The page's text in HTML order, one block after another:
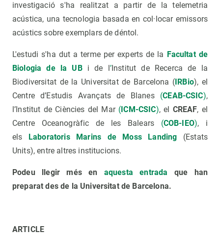
investigació s'ha realitzat a partir de la telemetria
acústica, una tecnologia basada en col·locar emissors
acústics sobre exemplars de déntol.
L'estudi s'ha dut a terme per experts de la Facultat de
Biologia de la UBi de l’Institut de Recerca de la
Biodiversitat de la Universitat de Barcelona (IRBio), el
Centre d’Estudis Avançats de Blanes (CEAB-CSIC),
l’Institut de Ciències del Mar (ICM-CSIC), el CREAF, el
Centre Oceanogràfic de les Balears (COB-IEO), i
els Laboratoris Marins de Moss Landing (Estats
Units), entre altres institucions.
Podeu llegir més en aquesta entrada que han
preparat des de la Universitat de Barcelona.
ARTICLE